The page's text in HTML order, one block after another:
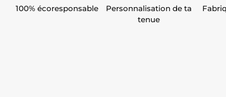
100% écoresponsable
Personnalisation de ta
tenue